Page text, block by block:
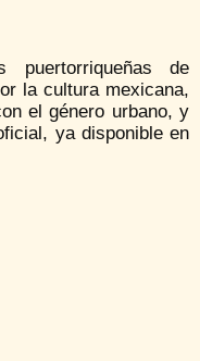
de
la cultura mexicana,
el género urbano, y
ya disponible en